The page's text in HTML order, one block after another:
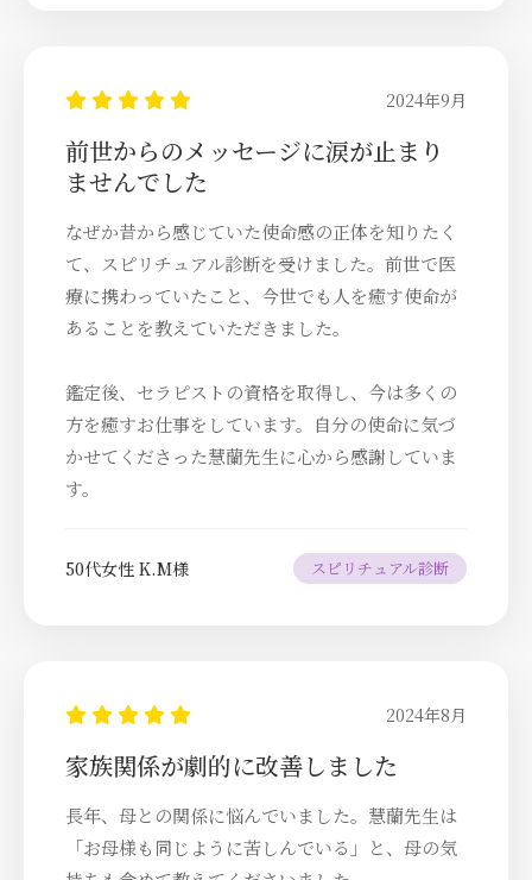
2024年9月
前世からのメッセージに涙が止まり
ませんでした
なぜか昔から感じていた使命感の正体を知りたく
て、スピリチュアル診断を受けました。前世で医
療に携わっていたこと、今世でも人を癒す使命が
あることを教えていただきました。
鑑定後、セラピストの資格を取得し、今は多くの
方を癒すお仕事をしています。自分の使命に気づ
かせてくださった慧蘭先生に心から感謝していま
す。
50代女性 K.M様 スピリチュアル診断
2024年8月
家族関係が劇的に改善しました
長年、母との関係に悩んでいました。慧蘭先生は
「お母様も同じように苦しんでいる」と、母の気